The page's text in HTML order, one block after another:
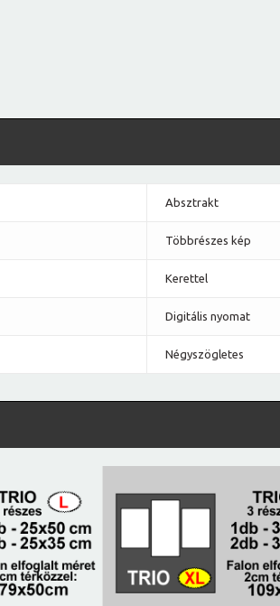
Absztrakt
Többrészes kép
Kerettel
Digitális nyomat
Négyszögletes